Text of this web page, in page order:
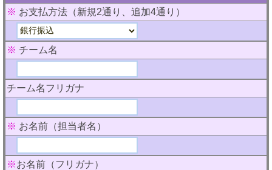
※ お支払方法（新規2通り、追加4通り）
※ チーム名
チーム名フリガナ
※ お名前（担当者名）
※お名前（フリガナ）